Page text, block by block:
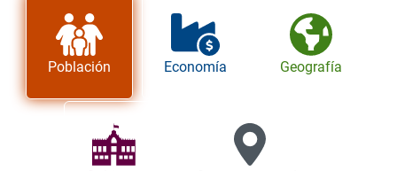
Población Economía Geografía